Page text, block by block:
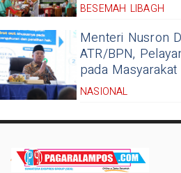
BESEMAH LIBAGH
Menteri Nusron
ATR/BPN,
pada Masyarakat
NASIONAL